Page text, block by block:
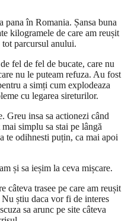
pana în Romania. Șansa buna
kilogramele de care am reușit
tot parcursul anului.
fel de fel de bucate, care nu
nu le puteam refuza. Au fost
a simți cum explodeaza
cu legarea sireturilor.
Greu insa sa actionezi când
simplu sa stai pe lângă
te odihnesti puțin, ca mai apoi
și sa ieșim la ceva mișcare.
câteva trasee pe care am reușit
știu daca vor fi de interes
sa arunc pe site câteva